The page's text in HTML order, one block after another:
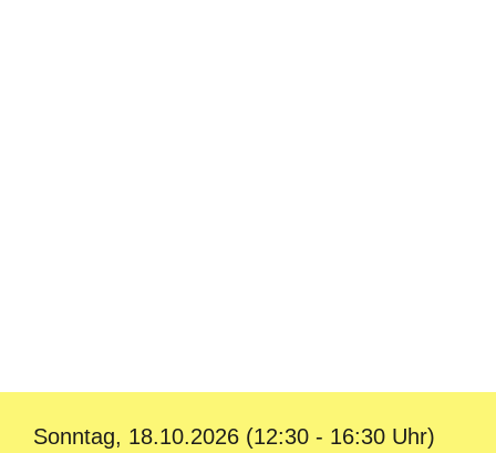
Sonntag, 18.10.2026 (12:30 - 16:30 Uhr)